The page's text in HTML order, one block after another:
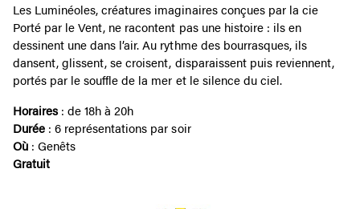
Les Luminéoles, créatures imaginaires conçues par la cie
Porté par le Vent, ne racontent pas une histoire : ils en
dessinent une dans l’air. Au rythme des bourrasques, ils
dansent, glissent, se croisent, disparaissent puis reviennent,
portés par le souffle de la mer et le silence du ciel.
Horaires: de 18h à 20h
Durée : 6 représentations par soir
Où : Genêts
Gratuit